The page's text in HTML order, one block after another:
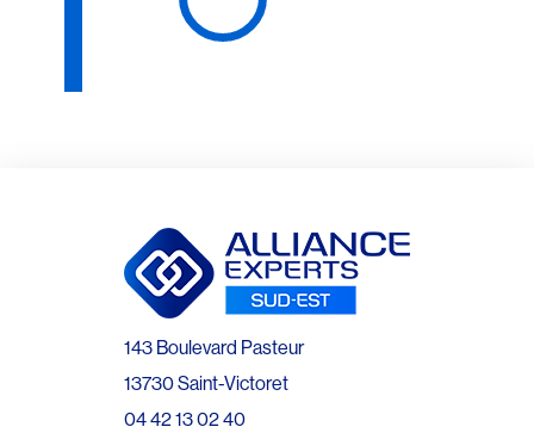
143 Boulevard Pasteur
13730 Saint-Victoret
04 42 13 02 40